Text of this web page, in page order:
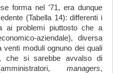
forma nel ’71, era dunque
(Tabella 14): differenti i
ai problemi piuttosto che a
aziendale), diversa
venti moduli ognuno dei quali
che si sarebbe avvalso di
managers,